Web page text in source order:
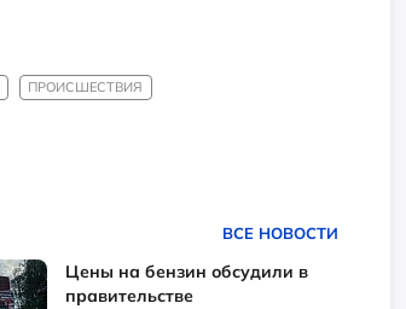
ПРОИСШЕСТВИЯ
ВСЕ НОВОСТИ
Цены на бензин обсудили в
правительстве